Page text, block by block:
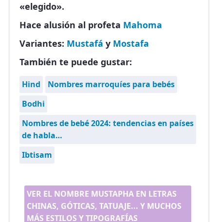
«elegido».
Hace alusión al profeta Mahoma
Variantes: Mustafá y Mostafa
También te puede gustar:
Hind
Nombres marroquíes para bebés
Bodhi
Nombres de bebé 2024: tendencias en países
de habla…
Ibtisam
VER EL NOMBRE MUSTAPHA EN LETRAS
CHINAS, GÓTICAS, TATUAJE... Y MUCHOS
MÁS ESTILOS Y TIPOGRAFÍAS